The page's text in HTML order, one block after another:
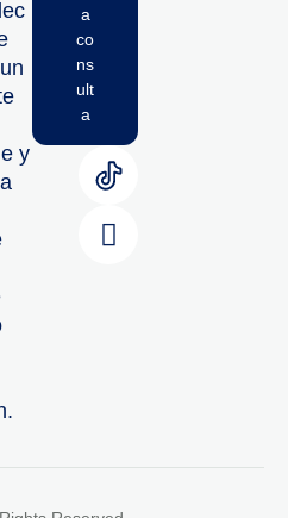
y
a
co
ns
ult
a